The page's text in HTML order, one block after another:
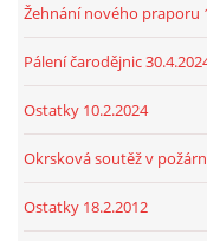
Žehnání nového praporu
Pálení čarodějnic
Ostatky 10.2.2024
Okrsková soutěž v
Ostatky 18.2.2012